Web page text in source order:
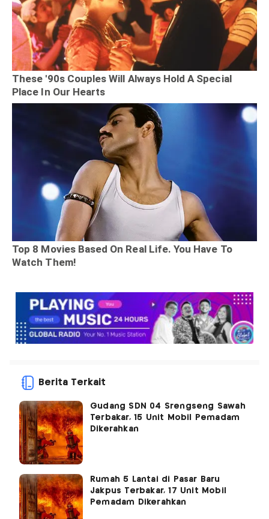
Berita Terkait
Gudang SDN 04 Srengseng Sawah
Terbakar, 15 Unit Mobil Pemadam
Dikerahkan
Rumah 5 Lantai di Pasar Baru
Jakpus Terbakar, 17 Unit Mobil
Pemadam Dikerahkan